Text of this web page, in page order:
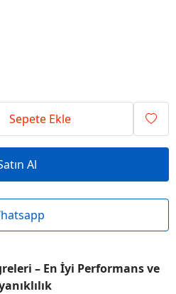
Sepete Ekle
Al
– En İyi Performans ve